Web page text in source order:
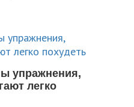
упражнения,
легко